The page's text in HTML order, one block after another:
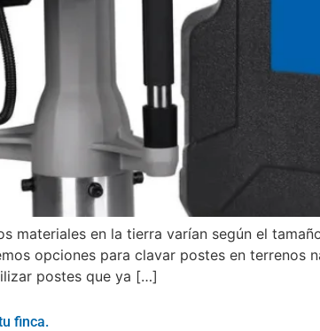
materiales en la tierra varían según el
opciones para clavar postes en terrenos
postes que ya […]
finca.